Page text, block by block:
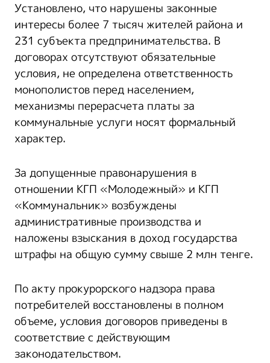
Установлено, что нарушены законные
интересы более 7 тысяч жителей района и
231 субъекта предпринимательства. В
договорах отсутствуют обязательные
условия, не определена ответственность
монополистов перед населением,
механизмы перерасчета платы за
коммунальные услуги носят формальный
характер.
За допущенные правонарушения в
отношении КГП «Молодежный» и КГП
«Коммунальник» возбуждены
административные производства и
наложены взыскания в доход государства
штрафы на общую сумму свыше 2 млн тенге.
По акту прокурорского надзора права
потребителей восстановлены в полном
объеме, условия договоров приведены в
соответствие с действующим
законодательством.